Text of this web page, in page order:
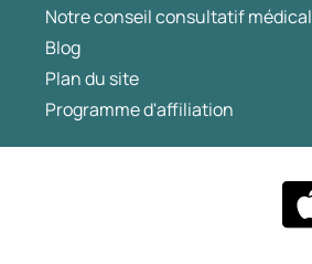
Notre conseil consultatif médical
Blog
Plan du site
Programme d'affiliation